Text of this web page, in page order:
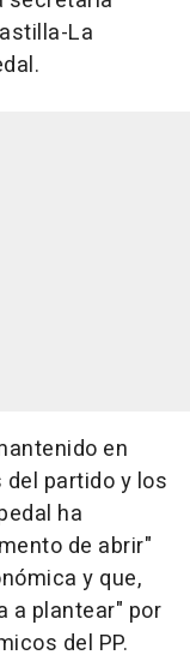
La
en
partido y los
ha
de abrir"
y que,
a plantear" por
del PP.